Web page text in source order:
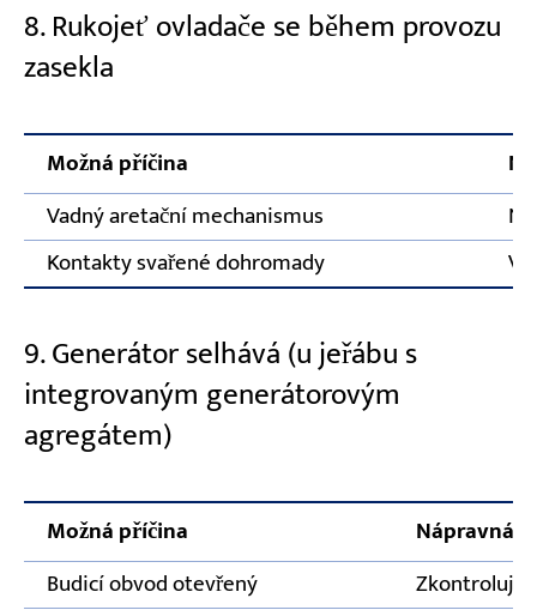
8. Rukojeť ovladače se během provozu
zasekla
Možná příčina
Vadný aretační mechanismus
Kontakty svařené dohromady
9. Generátor selhává (u jeřábu s
integrovaným generátorovým
agregátem)
Možná příčina
Nápravná
Budicí obvod otevřený